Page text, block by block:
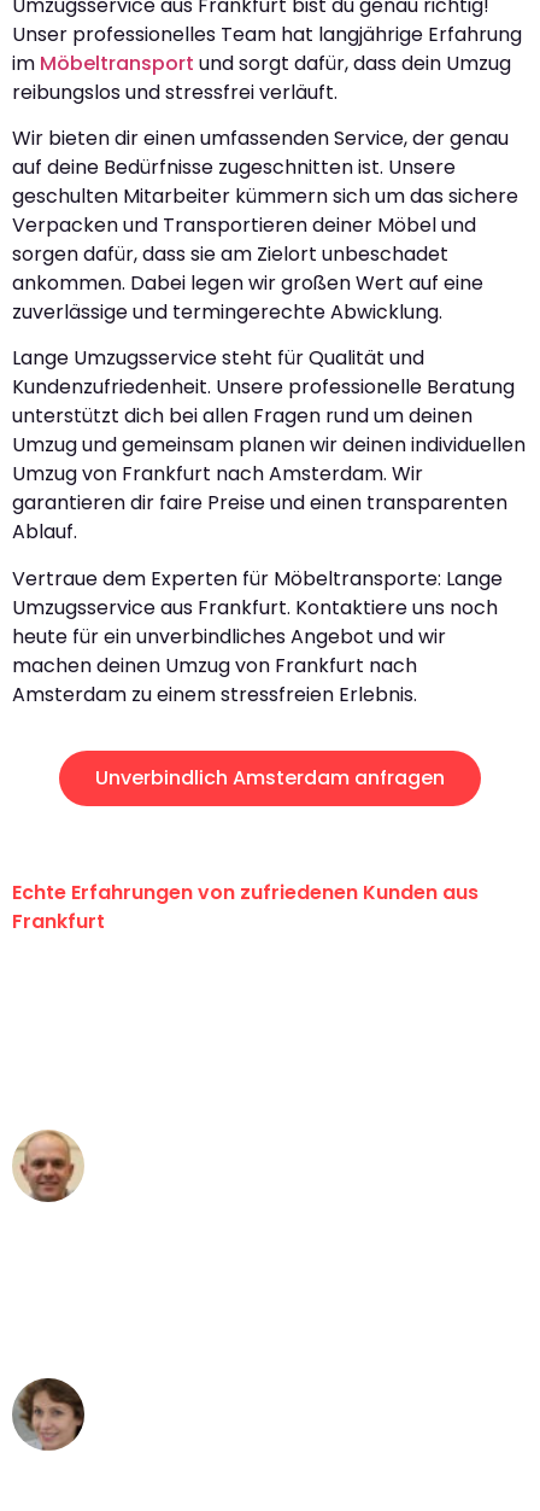
Unser professionelles Team hat langjährige Erfahrung
im Möbeltransport und sorgt dafür, dass dein Umzug
reibungslos und stressfrei verläuft.
Wir bieten dir einen umfassenden Service, der genau
auf deine Bedürfnisse zugeschnitten ist. Unsere
geschulten Mitarbeiter kümmern sich um das sichere
Verpacken und Transportieren deiner Möbel und
sorgen dafür, dass sie am Zielort unbeschadet
ankommen. Dabei legen wir großen Wert auf eine
zuverlässige und termingerechte Abwicklung.
Lange Umzugsservice steht für Qualität und
Kundenzufriedenheit. Unsere professionelle Beratung
unterstützt dich bei allen Fragen rund um deinen
Umzug und gemeinsam planen wir deinen individuellen
Umzug von Frankfurt nach Amsterdam. Wir
garantieren dir faire Preise und einen transparenten
Ablauf.
Vertraue dem Experten für Möbeltransporte: Lange
Umzugsservice aus Frankfurt. Kontaktiere uns noch
heute für ein unverbindliches Angebot und wir
machen deinen Umzug von Frankfurt nach
Amsterdam zu einem stressfreien Erlebnis.
Unverbindlich Amsterdam anfragen
Echte Erfahrungen von zufriedenen Kunden aus
Frankfurt